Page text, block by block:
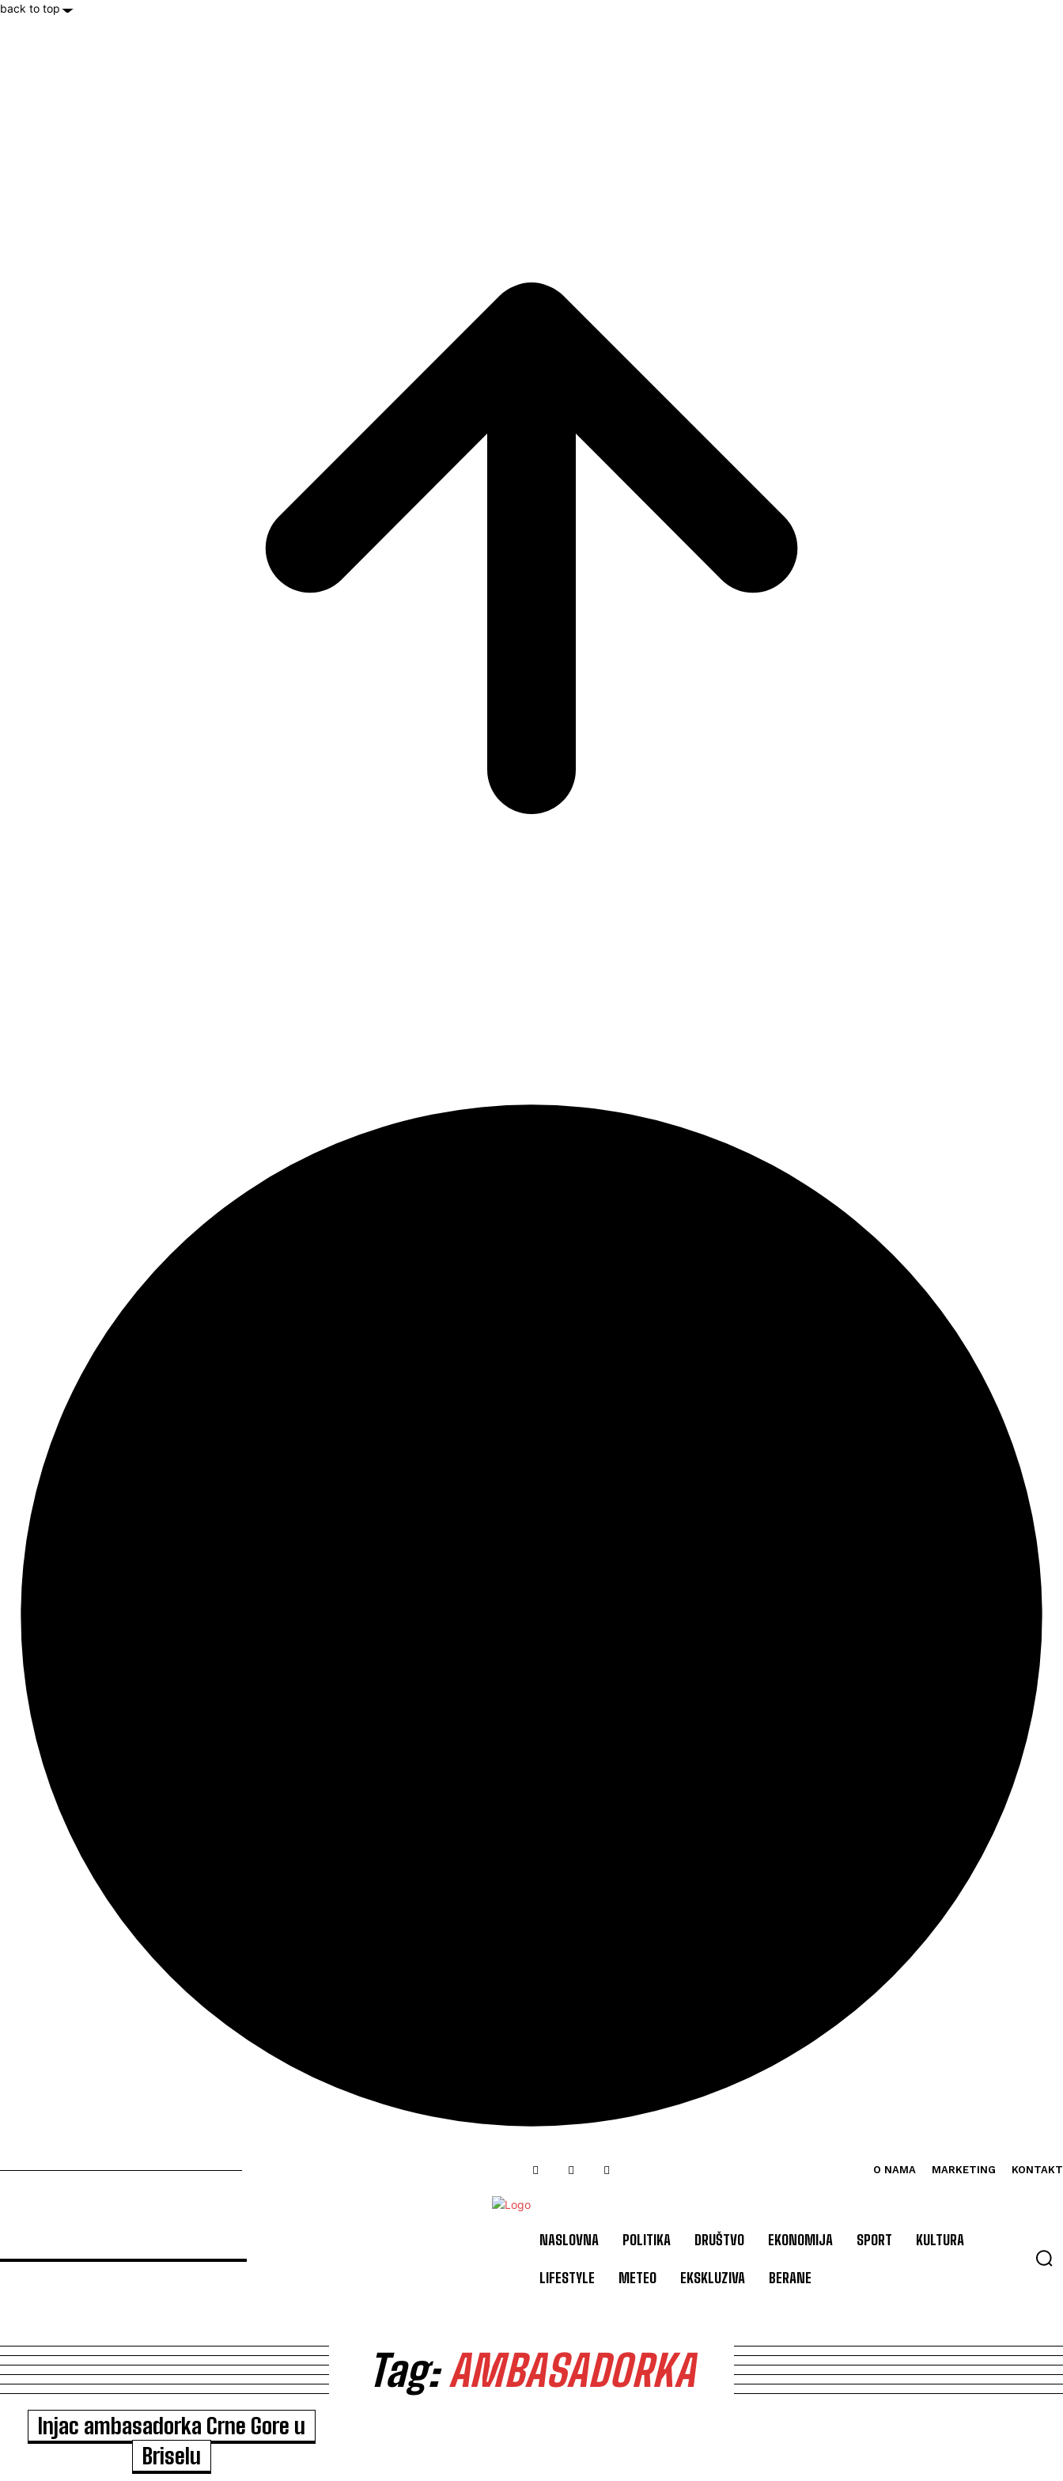
back to top
O NAMA MARKETING KONTAKT
NASLOVNA POLITIKA DRUŠTVO EKONOMIJA SPORT KULTURA
LIFESTYLE METEO EKSKLUZIVA BERANE
Tag:AMBASADORKA
Injac ambasadorka Crne Gore u
Briselu